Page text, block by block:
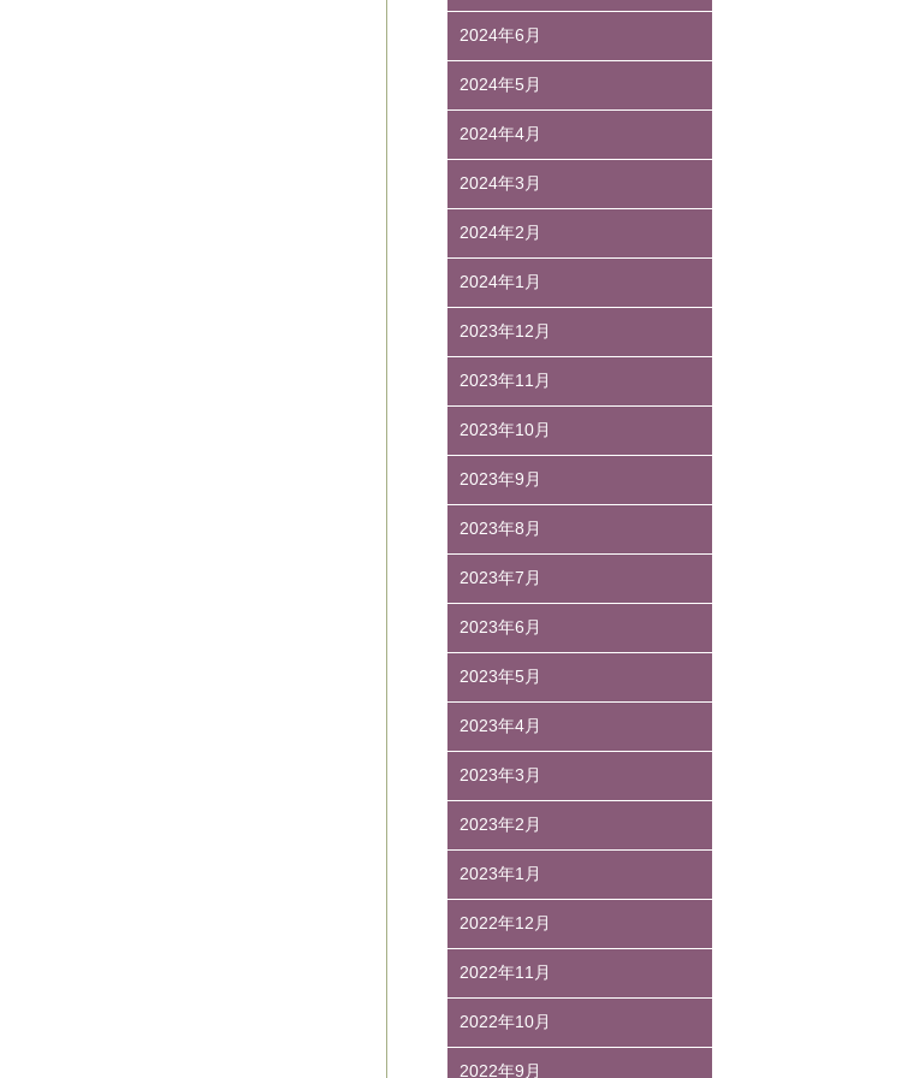
2024年6月
2024年5月
2024年4月
2024年3月
2024年2月
2024年1月
2023年12月
2023年11月
2023年10月
2023年9月
2023年8月
2023年7月
2023年6月
2023年5月
2023年4月
2023年3月
2023年2月
2023年1月
2022年12月
2022年11月
2022年10月
2022年9月